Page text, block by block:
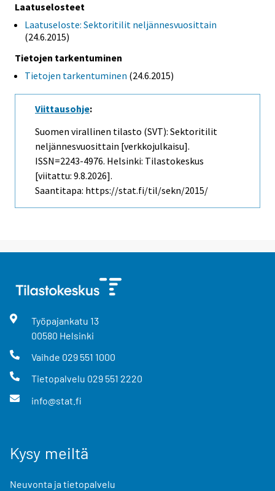
Laatuselosteet
Laatuseloste: Sektoritilit neljännesvuosittain
(24.6.2015)
Tietojen tarkentuminen
Tietojen tarkentuminen (24.6.2015)
Viittausohje:
Suomen virallinen tilasto (SVT): Sektoritilit
neljännesvuosittain [verkkojulkaisu].
ISSN=2243-4976. Helsinki: Tilastokeskus
[viitattu: 9.8.2026].
Saantitapa: https://stat.fi/til/sekn/2015/
Työpajankatu 13
00580 Helsinki
Vaihde 029 551 1000
Tietopalvelu 029 551 2220
info@stat.fi
Kysy meiltä
Neuvonta ja tietopalvelu